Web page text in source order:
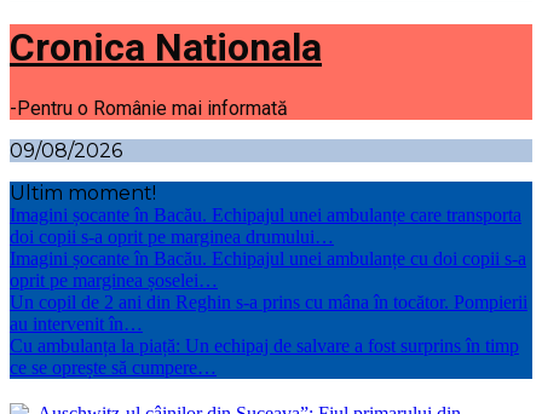
Cronica Nationala
-Pentru o Românie mai informată
09/08/2026
Ultim moment!
Imagini șocante în Bacău. Echipajul unei ambulanțe care transporta
doi copii s-a oprit pe marginea drumului…
Imagini șocante în Bacău. Echipajul unei ambulanțe cu doi copii s-a
oprit pe marginea șoselei…
Un copil de 2 ani din Reghin s-a prins cu mâna în tocător. Pompierii
au intervenit în…
Cu ambulanța la piață: Un echipaj de salvare a fost surprins în timp
ce se oprește să cumpere…